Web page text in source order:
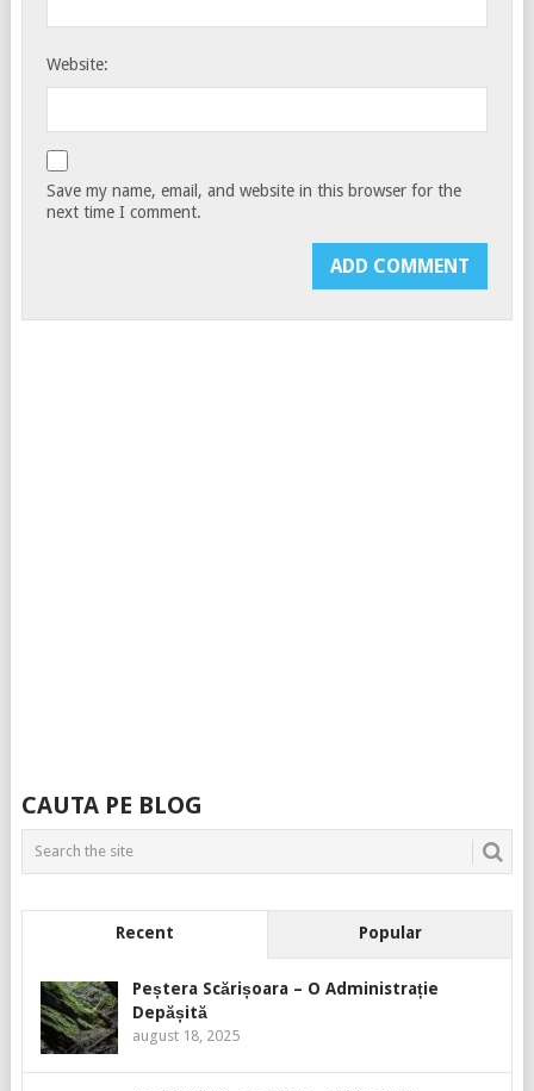
Website:
Save my name, email, and website in this browser for the
next time I comment.
CAUTA PE BLOG
Recent Popular
Peștera Scărișoara – O Administrație
Depășită
august 18, 2025